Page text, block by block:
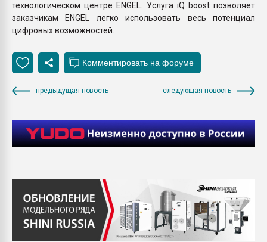
технологическом центре ENGEL. Услуга iQ boost позволяет
заказчикам ЕNGEL легко использовать весь потенциал
цифровых возможностей.
предыдущая новость следующая новость